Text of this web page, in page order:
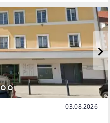
03.08.2026